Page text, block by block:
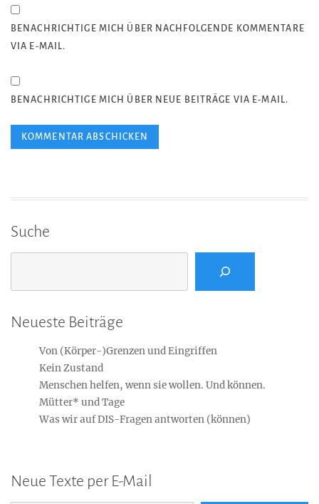
BENACHRICHTIGE MICH ÜBER NACHFOLGENDE KOMMENTARE
VIA E-MAIL.
BENACHRICHTIGE MICH ÜBER NEUE BEITRÄGE VIA E-MAIL.
Suche
Neueste Beiträge
Von (Körper-)Grenzen und Eingriffen
Kein Zustand
Menschen helfen, wenn sie wollen. Und können.
Mütter* und Tage
Was wir auf DIS-Fragen antworten (können)
Neue Texte per E-Mail
E-Mail-Adresse...